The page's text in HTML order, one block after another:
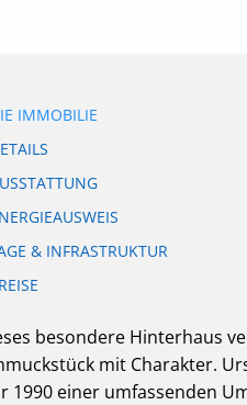
IMMOBILIE
& INFRASTRUKTUR
besondere Hinterhaus
mit Charakter.
1990 einer umfassenden